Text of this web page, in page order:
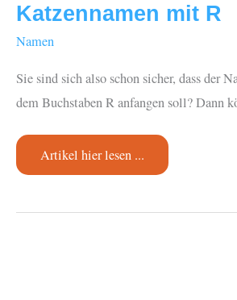
Katzennamen mit R
Namen
Sie sind sich also schon sicher, dass der
dem Buchstaben R anfangen soll? Dann
Katzennamen
mit
Artikel hier lesen ...